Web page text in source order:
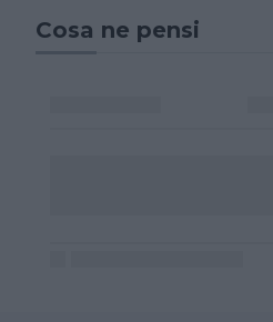
Cosa ne pensi